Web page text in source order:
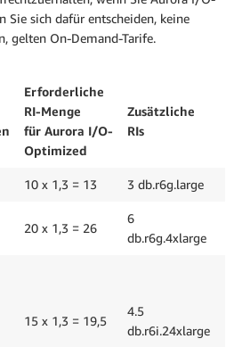
Sie sich dafür entscheiden, keine
gelten On-Demand-Tarife.
Erforderliche
RI-Menge
für Aurora I/O-
Optimized
Zusätzliche
RIs
10 x 1,3 = 13 3 db.r6g.large
20 x 1,3 = 26
6
db.r6g.4xlarge
15 x 1,3 = 19,5
4.5
db.r6i.24xlarge